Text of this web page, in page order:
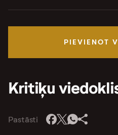
PIEVIENOT
Kritiķu
Pastāsti